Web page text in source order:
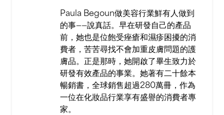
Paula Begoun做美容行業鮮有人做到
的事——說真話。早在研發自己的產品
前，她也是位飽受痤瘡和濕疹困擾的消
費者，苦苦尋找不會加重皮膚問題的護
膚品。正是那時，她開啟了畢生致力於
研發有效產品的事業。她著有二十餘本
暢銷書，全球銷售超過280萬冊，作為
一位在化妝品行業享有盛譽的消費者專
家。